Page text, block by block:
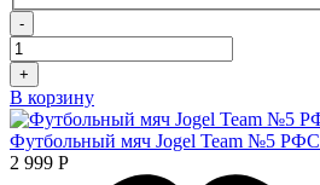
-
+
В корзину
Футбольный мяч Jogel Team №5
2 999 Р